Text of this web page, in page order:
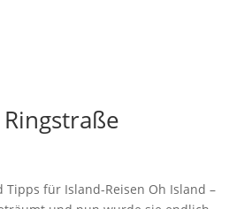
für Island-Reisen Oh Island –